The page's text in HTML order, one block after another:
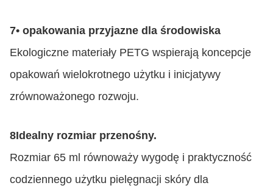
7• opakowania przyjazne dla środowiska
Ekologiczne materiały PETG wspierają koncepcje
opakowań wielokrotnego użytku i inicjatywy
zrównoważonego rozwoju.
8Idealny rozmiar przenośny.
Rozmiar 65 ml równoważy wygodę i praktyczność
codziennego użytku pielęgnacji skóry dla